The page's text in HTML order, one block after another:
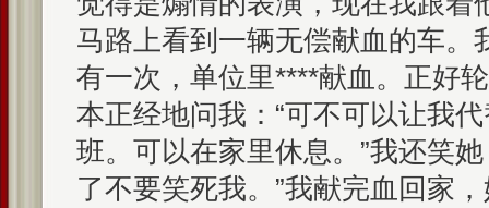
马路上看到一辆无偿献血的车。
有一次，单位里****献血。正好
本正经地问我：“可不可以让我
班。可以在家里休息。”我还笑
了不要笑死我。”我献完血回家